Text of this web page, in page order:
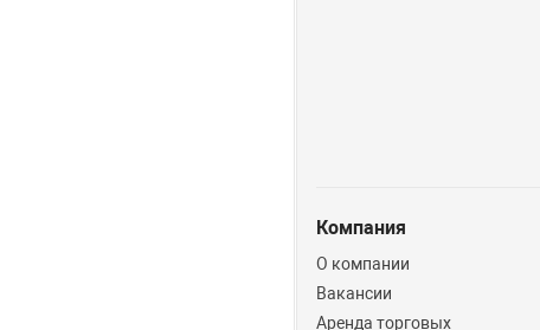
Компания
О компании
Вакансии
Аренда торговых